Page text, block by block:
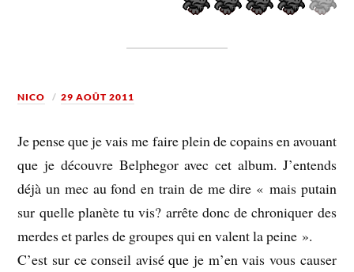
NICO 29 AOÛT 2011
Je pense que je vais me faire plein de copains en avouant
que je découvre Belphegor avec cet album. J’entends
déjà un mec au fond en train de me dire « mais putain
sur quelle planète tu vis? arrête donc de chroniquer des
merdes et parles de groupes qui en valent la peine ».
C’est sur ce conseil avisé que je m’en vais vous causer